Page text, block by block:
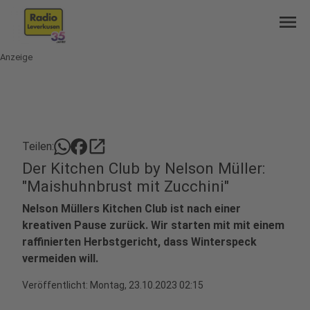
menu
Anzeige
Teilen: open_in_new
Der Kitchen Club by Nelson Müller:
"Maishuhnbrust mit Zucchini"
Nelson Müllers Kitchen Club ist nach einer
kreativen Pause zurück. Wir starten mit mit einem
raffinierten Herbstgericht, dass Winterspeck
vermeiden will.
Veröffentlicht: Montag, 23.10.2023 02:15